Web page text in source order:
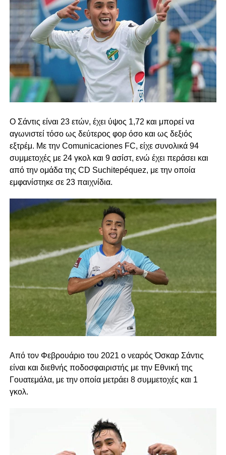
Ο Σάντις είναι 23 ετών, έχει ύψος 1,72 και μπορεί να
αγωνιστεί τόσο ως δεύτερος φορ όσο και ως δεξιός
εξτρέμ. Με την Comunicaciones FC, είχε συνολικά 94
συμμετοχές με 24 γκολ και 9 ασίστ, ενώ έχει περάσει και
από την ομάδα της CD Suchitepéquez, με την οποία
εμφανίστηκε σε 23 παιχνίδια.
Από τον Φεβρουάριο του 2021 ο νεαρός Όσκαρ Σάντις
είναι και διεθνής ποδοσφαιριστής με την Εθνική της
Γουατεμάλα, με την οποία μετράει 8 συμμετοχές και 1
γκολ.